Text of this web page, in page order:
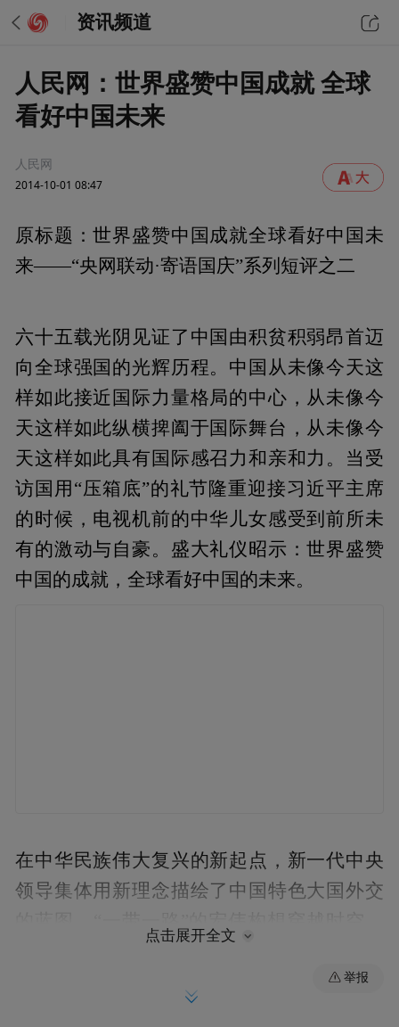
资讯频道
人民网：世界盛赞中国成就 全球
看好中国未来
人民网
2014-10-01 08:47
原标题：世界盛赞中国成就全球看好中国未
来——“央网联动·寄语国庆”系列短评之二
六十五载光阴见证了中国由积贫积弱昂首迈
向全球强国的光辉历程。中国从未像今天这
样如此接近国际力量格局的中心，从未像今
天这样如此纵横捭阖于国际舞台，从未像今
天这样如此具有国际感召力和亲和力。当受
访国用“压箱底”的礼节隆重迎接习近平主席
的时候，电视机前的中华儿女感受到前所未
有的激动与自豪。盛大礼仪昭示：世界盛赞
中国的成就，全球看好中国的未来。
在中华民族伟大复兴的新起点，新一代中央
领导集体用新理念描绘了中国特色大国外交
胸怀与担当；“亲、诚、惠、融”的周边外交
点击展开全文
举报